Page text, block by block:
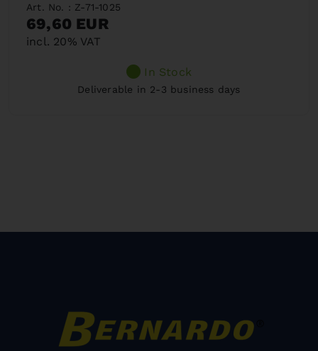
Art. No. : Z-71-1025
69,60 EUR
incl. 20% VAT
In Stock
Deliverable in 2-3 business days